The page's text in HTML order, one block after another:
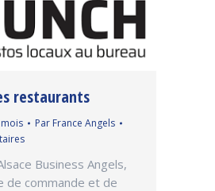
restaurants
Par France Angels
Business Angels,
de commande et de